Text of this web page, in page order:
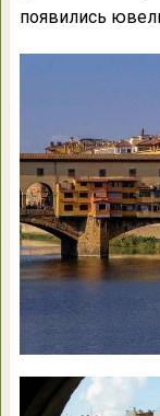
появились